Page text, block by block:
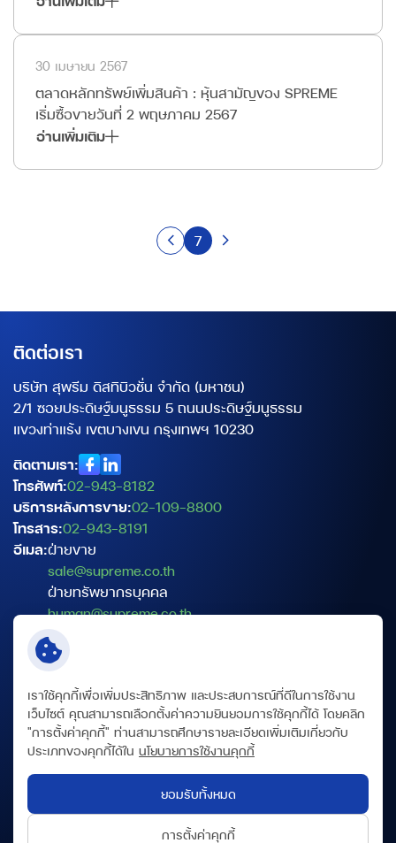
30 เมษายน 2567
ตลาดหลักทรัพย์เพิ่มสินค้า : หุ้นสามัญของ SPREME
เริ่มซื้อขายวันที่ 2 พฤษภาคม 2567
อ่านเพิ่มเติม
7
ติดต่อเรา
บริษัท สุพรีม ดิสทิบิวชั่น จำกัด (มหาชน)
2/1 ซอยประดิษฐ์มนูธรรม 5 ถนนประดิษฐ์มนูธรรม
แขวงท่าแร้ง เขตบางเขน กรุงเทพฯ 10230
ติดตามเรา:
โทรศัพท์:02-943-8182
บริการหลังการขาย:02-109-8800
โทรสาร:02-943-8191
อีเมล:ฝ่ายขาย
sale@supreme.co.th
ฝ่ายทรัพยากรบุคคล
human@supreme.co.th
ฝ่ายบริการเทคนิค
service@supreme.co.th
เจ้าหน้าที่คุ้มครองข้อมูลส่วนบุคคล
dpo@supreme.co.th
ข้อกำหนดและเงื่อนไข
นโยบายความเป็นส่วนตัว
แผนผังเว็บไซต์
เราใช้คุกกี้เพื่อเพิ่มประสิทธิภาพ และประสบการณ์ที่ดีในการใช้งาน
เว็บไซต์ คุณสามารถเลือกตั้งค่าความยินยอมการใช้คุกกี้ได้ โดยคลิก
"การตั้งค่าคุกกี้" ท่านสามารถศึกษารายละเอียดเพิ่มเติมเกี่ยวกับ
ประเภทของคุกกี้ได้ใน นโยบายการใช้งานคุกกี้
ยอมรับทั้งหมด
การตั้งค่าคุกกี้